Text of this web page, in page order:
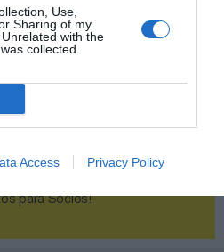
Use,
Sharing of my
with the
collected.
Access Privacy Policy
para Socios!​​​​​​​